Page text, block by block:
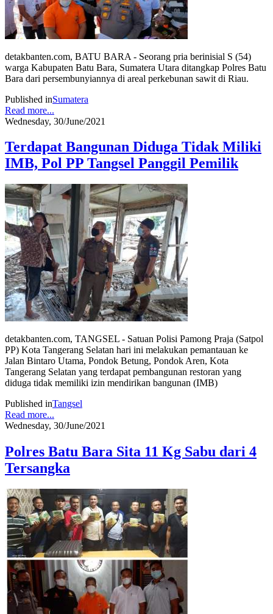
detakbanten.com, BATU BARA - Seorang pria berinisial S (54)
warga Kabupaten Batu Bara, Sumatera Utara ditangkap Polres Batu
Bara dari persembunyiannya di areal perkebunan sawit di Riau.
Published inSumatera
Read more...
Wednesday, 30/June/2021
Terdapat Bangunan Diduga Tidak Miliki
IMB, Pol PP Tangsel Panggil Pemilik
detakbanten.com, TANGSEL - Satuan Polisi Pamong Praja (Satpol
PP) Kota Tangerang Selatan hari ini melakukan pemantauan ke
Jalan Bintaro Utama, Pondok Betung, Pondok Aren, Kota
Tangerang Selatan yang terdapat pembangunan restoran yang
diduga tidak memiliki izin mendirikan bangunan (IMB)
Published inTangsel
Read more...
Wednesday, 30/June/2021
Polres Batu Bara Sita 11 Kg Sabu dari 4
Tersangka